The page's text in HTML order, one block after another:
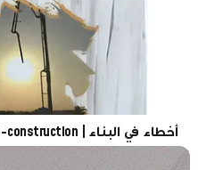
أخطاء في البناء | Mistakes-in-construction